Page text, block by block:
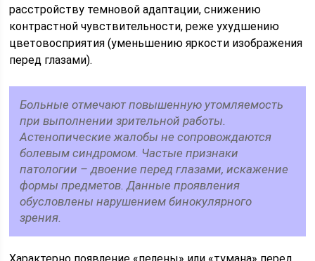
расстройству темновой адаптации, снижению
контрастной чувствительности, реже ухудшению
цветовосприятия (уменьшению яркости изображения
перед глазами).
Больные отмечают повышенную утомляемость
при выполнении зрительной работы.
Астенопические жалобы не сопровождаются
болевым синдромом. Частые признаки
патологии – двоение перед глазами, искажение
формы предметов. Данные проявления
обусловлены нарушением бинокулярного
зрения.